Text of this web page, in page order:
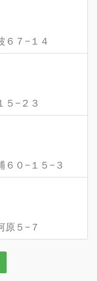
６７−１４
５−２３
６０−１５−３
原５−７